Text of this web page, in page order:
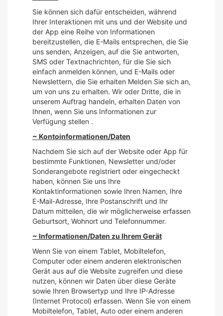
Sie können sich dafür entscheiden, während
Ihrer Interaktionen mit uns und der Website und
der App eine Reihe von Informationen
bereitzustellen, die E-Mails entsprechen, die Sie
uns senden, Anzeigen, auf die Sie antworten,
SMS oder Textnachrichten, für die Sie sich
einfach anmelden können, und E-Mails oder
Newslettern, die Sie erhalten Melden Sie sich an,
um von uns zu erhalten. Wir oder Dritte, die in
unserem Auftrag handeln, erhalten Daten von
Ihnen, wenn Sie uns Informationen zur
Verfügung stellen .
~ Kontoinformationen/Daten
Nachdem Sie sich auf der Website oder App für
bestimmte Funktionen, Newsletter und/oder
Sonderangebote registriert oder eingecheckt
haben, können Sie uns Ihre
Kontaktinformationen sowie Ihren Namen, Ihre
E-Mail-Adresse, Ihre Postanschrift und Ihr
Datum mitteilen, die wir möglicherweise erfassen
Geburtsort, Wohnort und Telefonnummer.
~ Informationen/Daten zu Ihrem Gerät
Wenn Sie von einem Tablet, Mobiltelefon,
Computer oder einem anderen elektronischen
Gerät aus auf die Website zugreifen und diese
nutzen, können wir Daten über diese Geräte
sowie Ihren Browsertyp und Ihre IP-Adresse
(Internet Protocol) erfassen. Wenn Sie von einem
Mobiltelefon, Tablet, Auto oder einem anderen